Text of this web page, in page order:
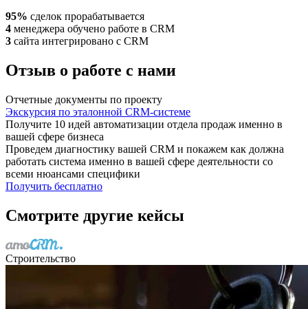
95% сделок прорабатывается
4 менеджера обучено работе в CRM
3 сайта интегрировано с CRM
Отзыв о работе с нами
Отчетные документы по проекту
Экскурсия по эталонной CRM-системе
Получите 10 идей автоматизации отдела продаж именно в
вашей сфере бизнеса
Проведем диагностику вашей CRM и покажем как должна
работать система именно в вашей сфере деятельности со
всеми нюансами специфики
Получить бесплатно
Смотрите другие кейсы
Строительство